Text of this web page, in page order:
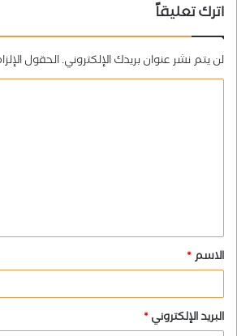
اترك تعليقاً
لن يتم نشر عنوان بريدك الإلكتروني.الحقول
ق
*
الاسم*
البريد الإلكتروني*